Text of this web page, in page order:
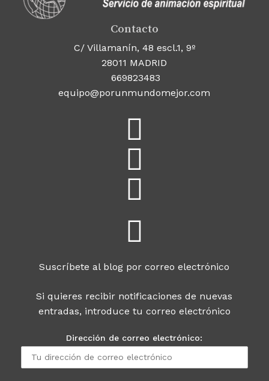
Contacto
C/ Villamanín, 48 escl.1, 9º
28011 MADRID
669823483
equipo@porunmundomejor.com
Suscríbete al blog por correo electrónico
Si quieres recibir notificaciones de nuevas
entradas, introduce tu correo electrónico
Dirección de correo electrónico: